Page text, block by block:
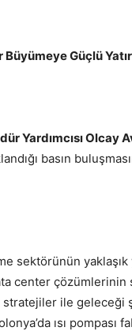
Güçlü
Yardımcısı Olcay
basın
sektörünün
center
stratejiler ile
ısı